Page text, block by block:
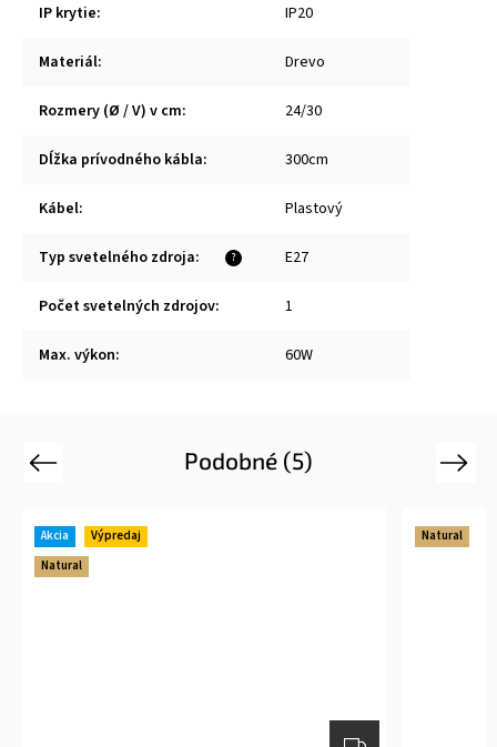
IP krytie: IP20
Materiál: Drevo
Rozmery (Ø / V) v cm: 24/30
Dĺžka prívodného kábla: 300cm
Kábel: Plastový
?
Typ svetelného zdroja: E27
Počet svetelných zdrojov: 1
Max. výkon: 60W
Podobné (5)
Previous
Akcia
Výpredaj
Natural
Natural
Next